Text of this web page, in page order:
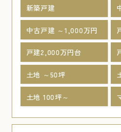
新築戸建
中古戸建 ～1,000万円
戸建2,000万円台
土地 ～50坪
土地 100坪～